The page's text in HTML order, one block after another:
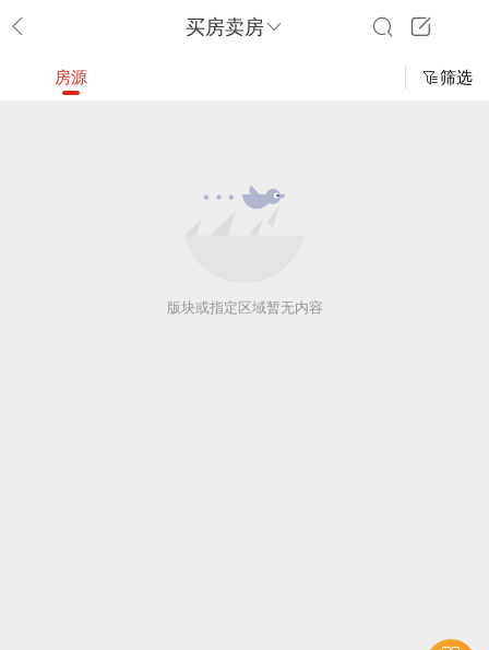
买房卖房
房源 筛选
版块或指定区域暂无内容